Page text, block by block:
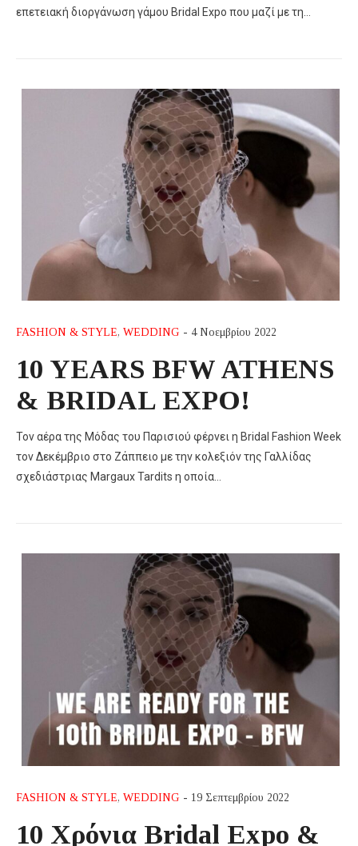
επετειακή διοργάνωση γάμου Bridal Expo που μαζί με τη…
FASHION & STYLE, WEDDING - 4 Νοεμβρίου 2022
10 YEARS BFW ATHENS
& BRIDAL EXPO!
Τον αέρα της Μόδας του Παρισιού φέρνει η Bridal Fashion Week
τον Δεκέμβριο στο Ζάππειο με την κολεξιόν της Γαλλίδας
σχεδιάστριας Μargaux Tardits η οποία…
FASHION & STYLE, WEDDING - 19 Σεπτεμβρίου 2022
10 Χρόνια Bridal Expo &